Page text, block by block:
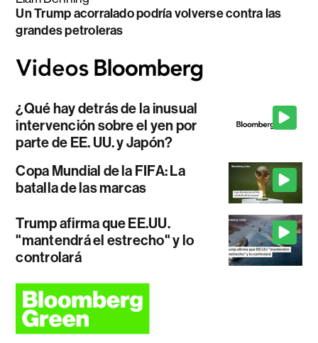
Un Trump acorralado podría volverse contra las
grandes petroleras
¿Qué hay detrás de la inusual
intervención sobre el yen por
parte de EE. UU. y Japón?
Copa Mundial de la FIFA: La
batalla de las marcas
Trump afirma que EE.UU.
"mantendrá el estrecho" y lo
controlará